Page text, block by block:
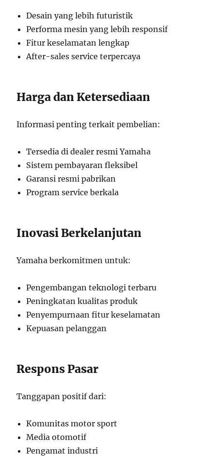
Desain yang lebih futuristik
Performa mesin yang lebih responsif
Fitur keselamatan lengkap
After-sales service terpercaya
Harga dan Ketersediaan
Informasi penting terkait pembelian:
Tersedia di dealer resmi Yamaha
Sistem pembayaran fleksibel
Garansi resmi pabrikan
Program service berkala
Inovasi Berkelanjutan
Yamaha berkomitmen untuk:
Pengembangan teknologi terbaru
Peningkatan kualitas produk
Penyempurnaan fitur keselamatan
Kepuasan pelanggan
Respons Pasar
Tanggapan positif dari:
Komunitas motor sport
Media otomotif
Pengamat industri